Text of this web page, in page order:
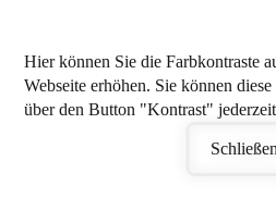
Hier können Sie die Farbkontraste
Webseite erhöhen. Sie können
über den Button "Kontrast"
Schließen